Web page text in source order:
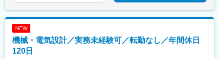
NEW
機械・電気設計／実務未経験可／転勤なし／年間休日
120日